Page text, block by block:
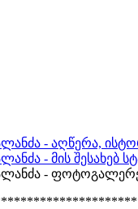
- აღწერა,
- მის შესახებ
-